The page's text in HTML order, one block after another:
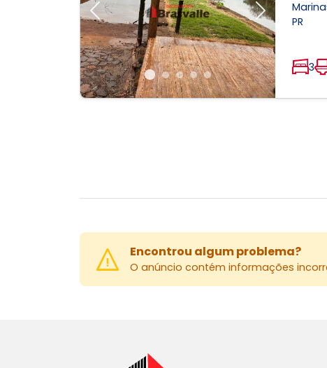
Previous Next
PR
3
Encontrou algum problema?
O anúncio contém informações